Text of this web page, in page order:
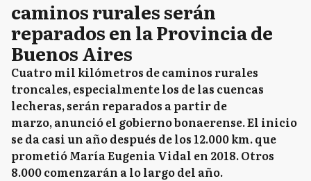
caminos rurales serán
reparados en la Provincia de
Buenos Aires
Cuatro mil kilómetros de caminos rurales
troncales, especialmente los de las cuencas
lecheras, serán reparados a partir de
marzo, anunció el gobierno bonaerense. El inicio
se da casi un año después de los 12.000 km. que
prometió María Eugenia Vidal en 2018. Otros
8.000 comenzarán a lo largo del año.